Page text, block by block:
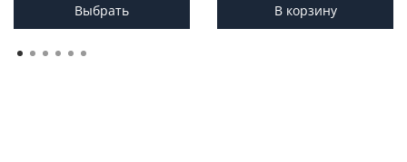
Выбрать В корзину